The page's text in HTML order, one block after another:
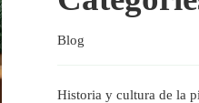
Blog
Historia y cultura de la